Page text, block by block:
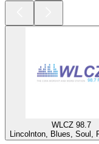
WLCZ 98.7
Lincolnton, Blues, Soul,